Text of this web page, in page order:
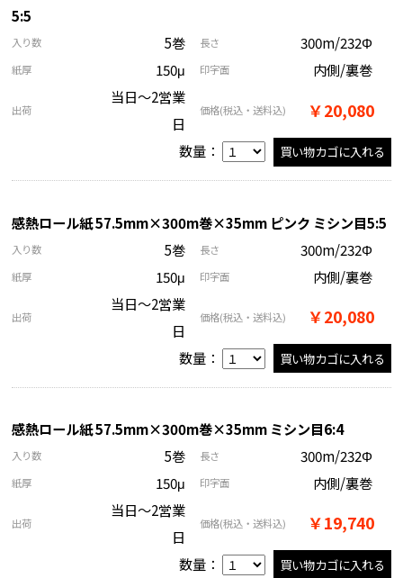
5:5
入り数 5巻 長さ 300m/232Φ
紙厚 150μ 印字面 内側/裏巻
出荷
当日～2営業
日
価格(税込・送料込) ￥20,080
数量：
感熱ロール紙 57.5mm×300m巻×35mm ピンク ミシン目5:5
入り数 5巻 長さ 300m/232Φ
紙厚 150μ 印字面 内側/裏巻
出荷
当日～2営業
日
価格(税込・送料込) ￥20,080
数量：
感熱ロール紙 57.5mm×300m巻×35mm ミシン目6:4
入り数 5巻 長さ 300m/232Φ
紙厚 150μ 印字面 内側/裏巻
出荷
当日～2営業
日
価格(税込・送料込) ￥19,740
数量：